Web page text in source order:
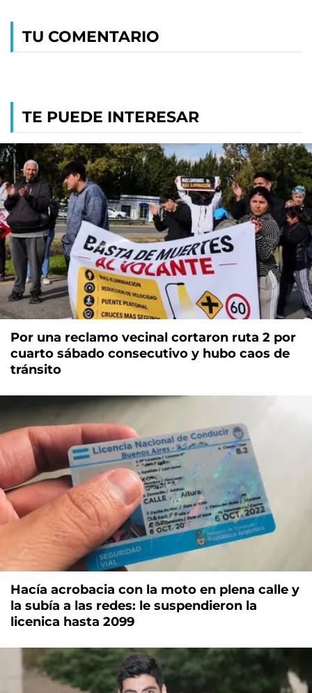
TU COMENTARIO
TE PUEDE INTERESAR
Por una reclamo vecinal cortaron ruta 2 por
cuarto sábado consecutivo y hubo caos de
tránsito
Hacía acrobacia con la moto en plena calle y
la subía a las redes: le suspendieron la
licenica hasta 2099